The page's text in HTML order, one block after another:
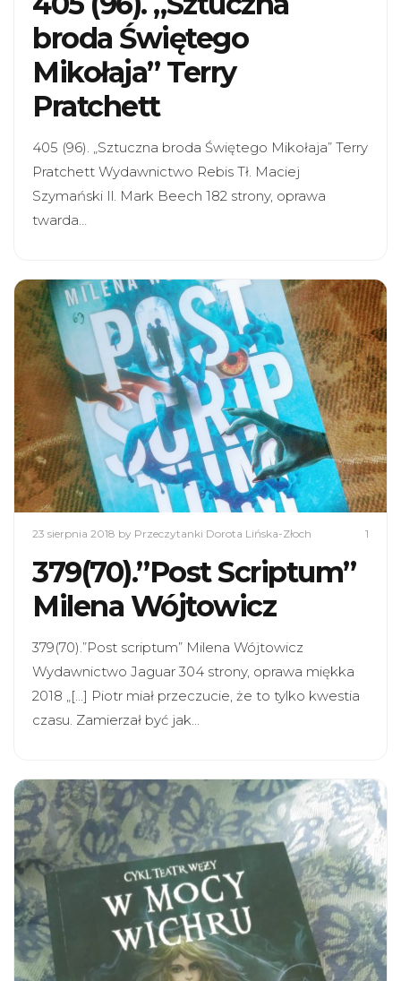
broda Świętego
Mikołaja” Terry
Pratchett
405 (96). „Sztuczna broda Świętego Mikołaja” Terry
Pratchett Wydawnictwo Rebis Tł. Maciej
Szymański Il. Mark Beech 182 strony, oprawa
twarda…
23 sierpnia 2018 by Przeczytanki Dorota Lińska-Złoch 1
379(70).”Post Scriptum”
Milena Wójtowicz
379(70).”Post scriptum” Milena Wójtowicz
Wydawnictwo Jaguar 304 strony, oprawa miękka
2018 „[…] Piotr miał przeczucie, że to tylko kwestia
czasu. Zamierzał być jak…